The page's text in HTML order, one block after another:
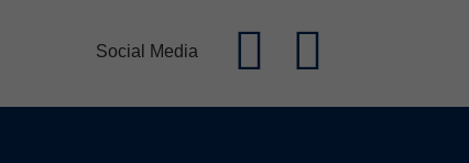
Social Media